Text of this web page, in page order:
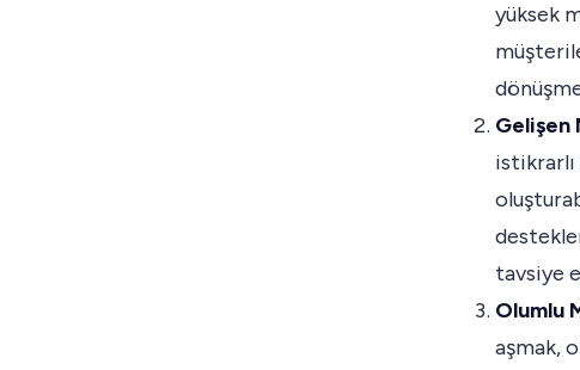
yüksek
Gelişen
tavsiye
Olumlu
aşmak,